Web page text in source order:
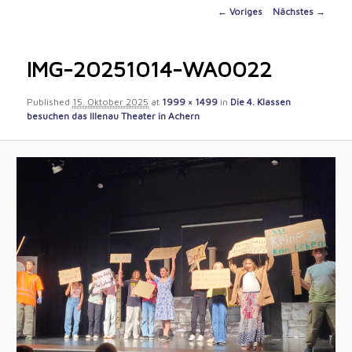
Image
← Voriges Nächstes →
IMG-20251014-WA0022
Published 15. Oktober 2025 at 1999 × 1499 in Die 4. Klassen
besuchen das Illenau Theater in Achern